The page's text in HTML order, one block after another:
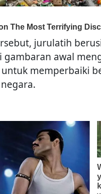
jurulatih
awal
memperbaiki